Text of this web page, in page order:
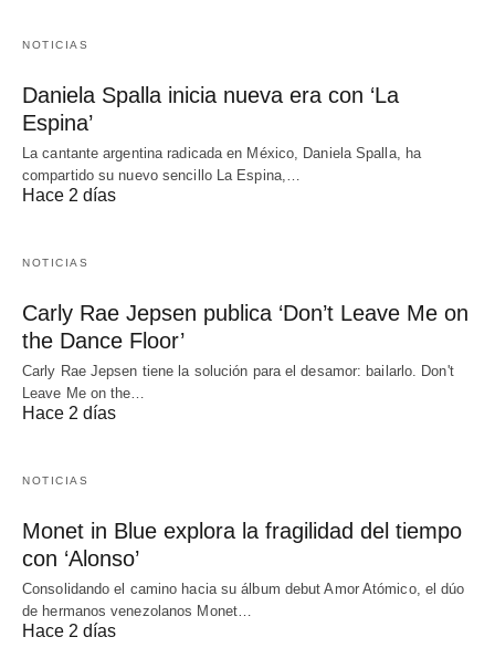
NOTICIAS
Daniela Spalla inicia nueva era con ‘La
Espina’
La cantante argentina radicada en México, Daniela Spalla, ha
compartido su nuevo sencillo La Espina,…
Hace 2 días
NOTICIAS
Carly Rae Jepsen publica ‘Don’t Leave Me on
the Dance Floor’
Carly Rae Jepsen tiene la solución para el desamor: bailarlo. Don't
Leave Me on the…
Hace 2 días
NOTICIAS
Monet in Blue explora la fragilidad del tiempo
con ‘Alonso’
Consolidando el camino hacia su álbum debut Amor Atómico, el dúo
de hermanos venezolanos Monet…
Hace 2 días